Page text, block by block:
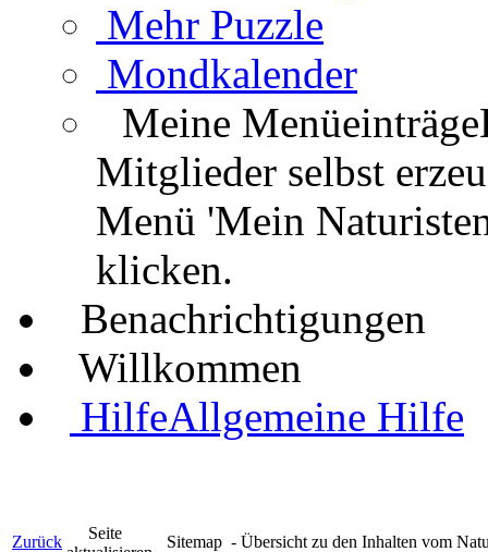
Mehr Puzzle
Mondkalender
Meine Menüeinträge
Mitglieder selbst
Menü 'Mein
klicken.
Benachrichtigungen
Willkommen
HilfeAllgemeine Hilfe
Zurück
Seite
Sitemap - Übersicht zu den Inhalten vom